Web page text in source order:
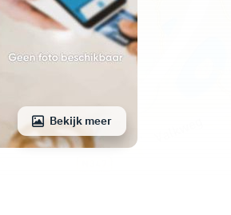
Bekijk meer